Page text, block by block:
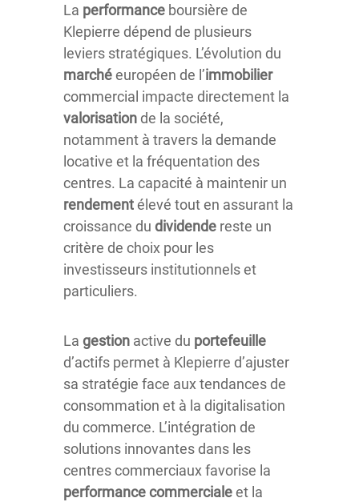
La performance boursière de
Klepierre dépend de plusieurs
leviers stratégiques. L’évolution du
marchéeuropéen de l’immobilier
commercial impacte directement la
valorisation de la société,
notamment à travers la demande
locative et la fréquentation des
centres. La capacité à maintenir un
rendementélevé tout en assurant la
croissance du dividende reste un
critère de choix pour les
investisseurs institutionnels et
particuliers.
La gestion active du portefeuille
d’actifs permet à Klepierre d’ajuster
sa stratégie face aux tendances de
consommation et à la digitalisation
du commerce. L’intégration de
solutions innovantes dans les
centres commerciaux favorise la
performance commercialeet la